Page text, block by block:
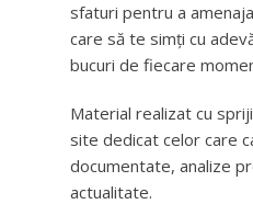
sfaturi pentru a
care să te simți cu
bucuri de fiecare
Material realizat cu
site dedicat celor care
documentate, analize
actualitate.